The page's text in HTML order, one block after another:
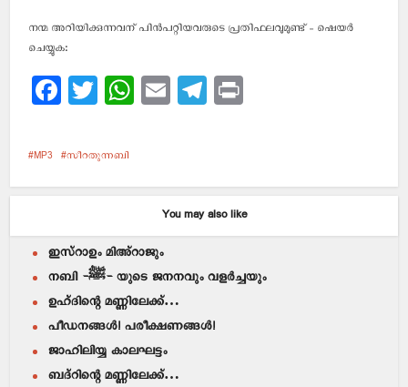
നന്മ അറിയിക്കുന്നവന് പിന്‍പറ്റിയവരുടെ പ്രതിഫലവുമുണ്ട് - ഷെയര്‍
ചെയ്യുക:
Facebook
TwitterWhatsApp
EmailTelegram
MP3 സീറതുന്നബി
You may also like
ഇസ്റാഉം മിഅ്റാജും
നബി -ﷺ- യുടെ ജനനവും വളര്‍ച്ചയും
ഉഹ്ദിന്റെ മണ്ണിലേക്ക്…
പീഡനങ്ങള്‍! പരീക്ഷണങ്ങള്‍!
ജാഹിലിയ്യ കാലഘട്ടം
ബദ്റിന്റെ മണ്ണിലേക്ക്…